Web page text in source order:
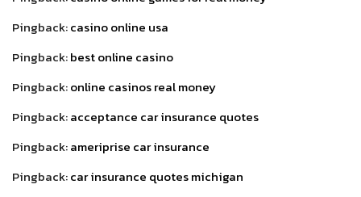
Pingback:casino online usa
Pingback:best online casino
Pingback:online casinos real money
Pingback:acceptance car insurance quotes
Pingback:ameriprise car insurance
Pingback:car insurance quotes michigan